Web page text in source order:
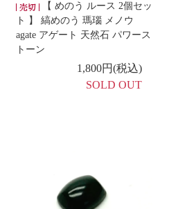
【 めのう ルース 2個セッ
ト 】 縞めのう 瑪瑙 メノウ
agate アゲート 天然石 パワース
トーン
1,800円(税込)
SOLD OUT